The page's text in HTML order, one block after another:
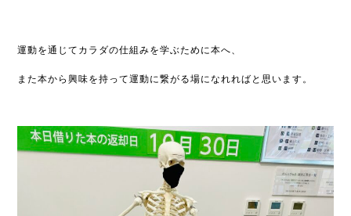
運動を通じてカラダの仕組みを学ぶために本へ、
また本から興味を持って運動に繋がる場になれればと思います。